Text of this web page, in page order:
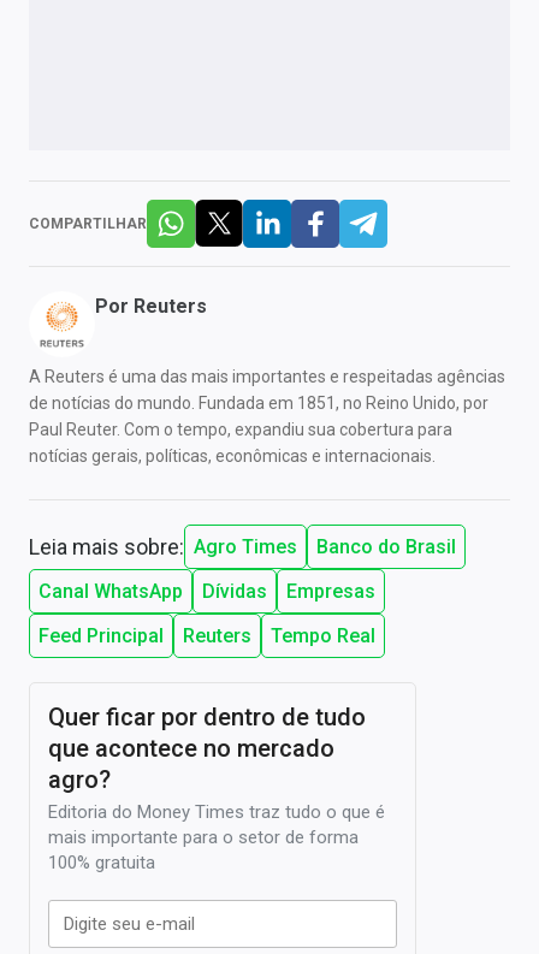
COMPARTILHAR
Por Reuters
A Reuters é uma das mais importantes e respeitadas agências
de notícias do mundo. Fundada em 1851, no Reino Unido, por
Paul Reuter. Com o tempo, expandiu sua cobertura para
notícias gerais, políticas, econômicas e internacionais.
Leia mais sobre: Agro Times
Banco do Brasil
Canal WhatsApp
Dívidas
Empresas
Feed Principal
Reuters Tempo Real
Quer ficar por dentro de tudo
que acontece no mercado
agro?
Editoria do Money Times traz tudo o que é
mais importante para o setor de forma
100% gratuita